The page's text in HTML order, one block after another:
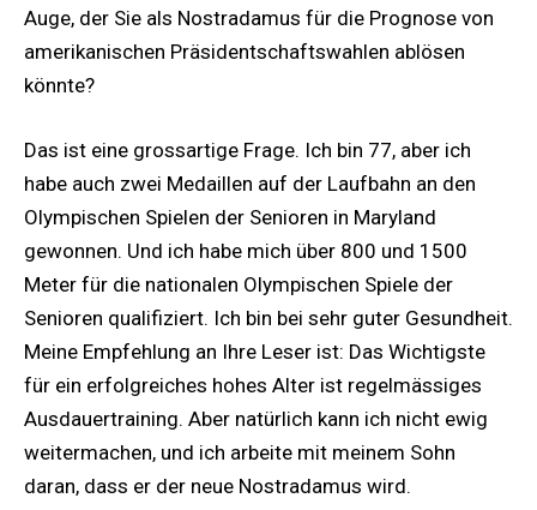
Auge, der Sie als Nostradamus für die Prognose von
amerikanischen Präsidentschaftswahlen ablösen
könnte?
Das ist eine grossartige Frage. Ich bin 77, aber ich
habe auch zwei Medaillen auf der Laufbahn an den
Olympischen Spielen der Senioren in Maryland
gewonnen. Und ich habe mich über 800 und 1500
Meter für die nationalen Olympischen Spiele der
Senioren qualifiziert. Ich bin bei sehr guter Gesundheit.
Meine Empfehlung an Ihre Leser ist: Das Wichtigste
für ein erfolgreiches hohes Alter ist regelmässiges
Ausdauertraining. Aber natürlich kann ich nicht ewig
weitermachen, und ich arbeite mit meinem Sohn
daran, dass er der neue Nostradamus wird.